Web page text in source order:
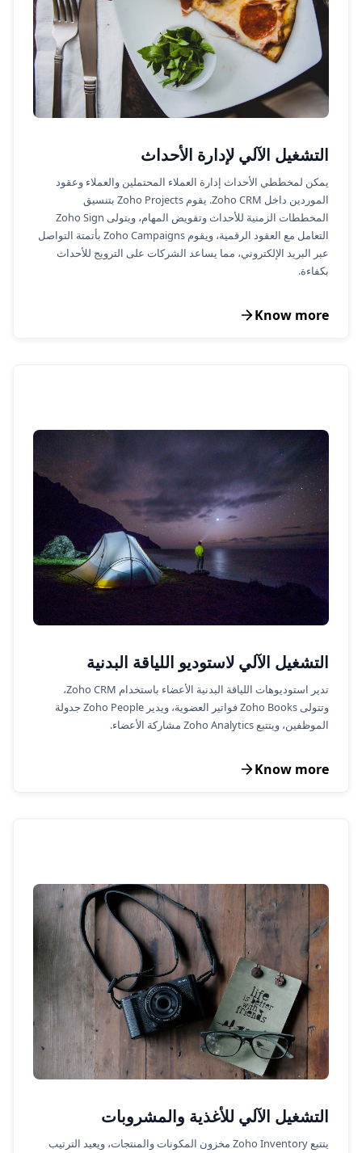
التشغيل الآلي لإدارة الأحداث
يمكن لمخططي الأحداث إدارة العملاء المحتملين والعملاء وعقود
الموردين داخل Zoho CRM. يقوم Zoho Projects بتنسيق
المخططات الزمنية للأحداث وتفويض المهام، ويتولى Zoho Sign
التعامل مع العقود الرقمية، ويقوم Zoho Campaigns بأتمتة التواصل
عبر البريد الإلكتروني، مما يساعد الشركات على الترويج للأحداث
بكفاءة.
Know more
التشغيل الآلي لاستوديو اللياقة البدنية
تدير استوديوهات اللياقة البدنية الأعضاء باستخدام Zoho CRM،
وتتولى Zoho Books فواتير العضوية، ويدير Zoho People جدولة
الموظفين، ويتتبع Zoho Analytics مشاركة الأعضاء.
Know more
التشغيل الآلي للأغذية والمشروبات
يتتبع Zoho Inventory مخزون المكونات والمنتجات، ويعيد الترتيب